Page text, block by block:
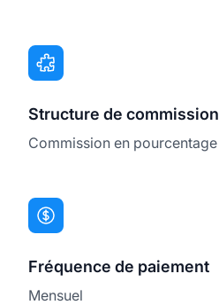
Structure de commission
Commission en pourcentage
Fréquence de paiement
Mensuel